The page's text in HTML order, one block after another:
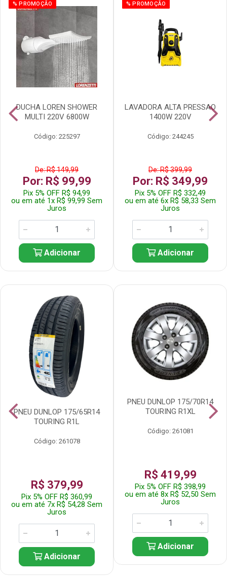
% PROMOÇÃO
DUCHA LOREN SHOWER
MULTI 220V 6800W
Código: 225297
De: R$ 149,99
Por: R$ 99,99
Pix 5% OFF R$ 94,99
ou em até 1x R$ 99,99 Sem
Juros
Adicionar
% PROMOÇÃO
LAVADORA ALTA PRESSAO
1400W 220V
Código: 244245
De: R$ 399,99
Por: R$ 349,99
Pix 5% OFF R$ 332,49
ou em até 6x R$ 58,33 Sem
Juros
Adicionar
PNEU DUNLOP 175/65R14
TOURING R1L
Código: 261078
R$ 379,99
Pix 5% OFF R$ 360,99
ou em até 7x R$ 54,28 Sem
Juros
Adicionar
PNEU DUNLOP 175/70R14
TOURING R1XL
Código: 261081
R$ 419,99
Pix 5% OFF R$ 398,99
ou em até 8x R$ 52,50 Sem
Juros
Adicionar